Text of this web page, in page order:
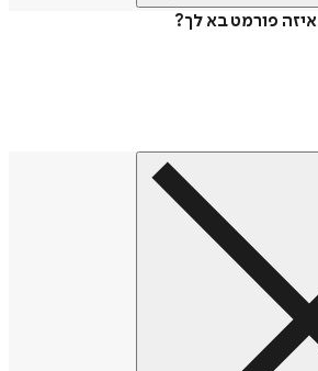
איזה פורמט בא לך?